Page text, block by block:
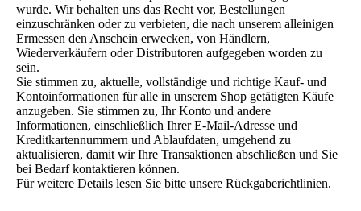
wurde. Wir behalten uns das Recht vor, Bestellungen
einzuschränken oder zu verbieten, die nach unserem alleinigen
Ermessen den Anschein erwecken, von Händlern,
Wiederverkäufern oder Distributoren aufgegeben worden zu
sein.
Sie stimmen zu, aktuelle, vollständige und richtige Kauf- und
Kontoinformationen für alle in unserem Shop getätigten Käufe
anzugeben. Sie stimmen zu, Ihr Konto und andere
Informationen, einschließlich Ihrer E-Mail-Adresse und
Kreditkartennummern und Ablaufdaten, umgehend zu
aktualisieren, damit wir Ihre Transaktionen abschließen und Sie
bei Bedarf kontaktieren können.
Für weitere Details lesen Sie bitte unsere Rückgaberichtlinien.